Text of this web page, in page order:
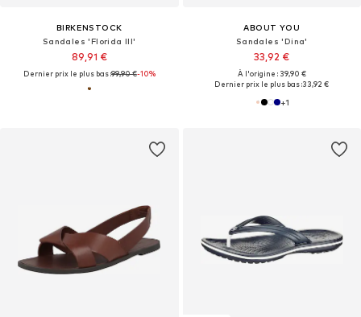
BIRKENSTOCK
Sandales 'Florida III'
89,91 €
Dernier prix le plus bas :99,90 €-10%
ABOUT YOU
Sandales 'Dina'
33,92 €
À l'origine : 39,90 €
Dernier prix le plus bas :33,92 €
+1